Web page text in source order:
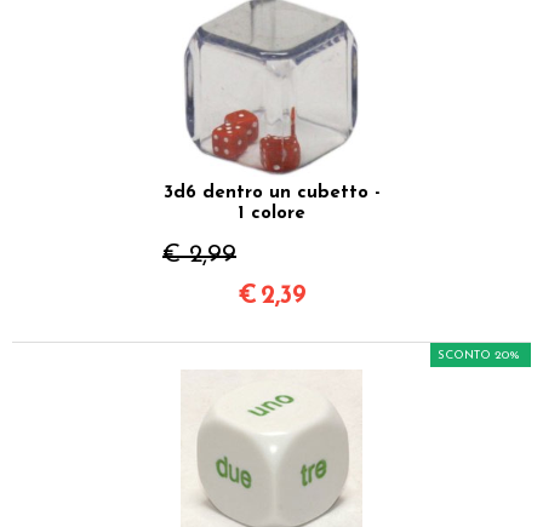
3d6 dentro un cubetto -
1 colore
€ 2,99
€ 2,39
SCONTO 20%